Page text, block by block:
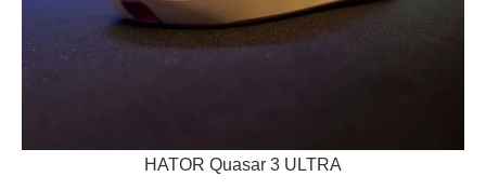
HATOR Quasar 3 ULTRA